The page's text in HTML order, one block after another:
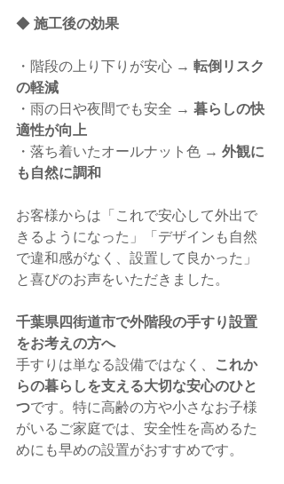
◆ 施工後の効果
・階段の上り下りが安心 → 転倒リスク
の軽減
・雨の日や夜間でも安全 → 暮らしの快
適性が向上
・落ち着いたオールナット色 → 外観に
も自然に調和
お客様からは「これで安心して外出で
きるようになった」「デザインも自然
で違和感がなく、設置して良かった」
と喜びのお声をいただきました。
千葉県四街道市で外階段の手すり設置
をお考えの方へ
手すりは単なる設備ではなく、
これか
らの暮らしを支える大切な安心のひと
つです。特に高齢の方や小さなお子様
がいるご家庭では、安全性を高めるた
めにも早めの設置がおすすめです。